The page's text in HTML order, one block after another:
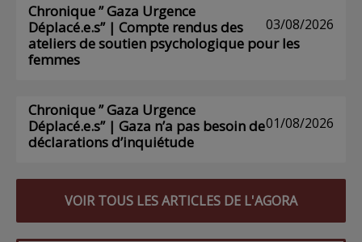
03/08/2026
Chronique ” Gaza Urgence
Déplacé.e.s” | Compte rendus des
ateliers de soutien psychologique pour les
femmes
01/08/2026
Chronique ” Gaza Urgence
Déplacé.e.s” | Gaza n’a pas besoin de
déclarations d’inquiétude
VOIR TOUS LES ARTICLES DE L'AGORA